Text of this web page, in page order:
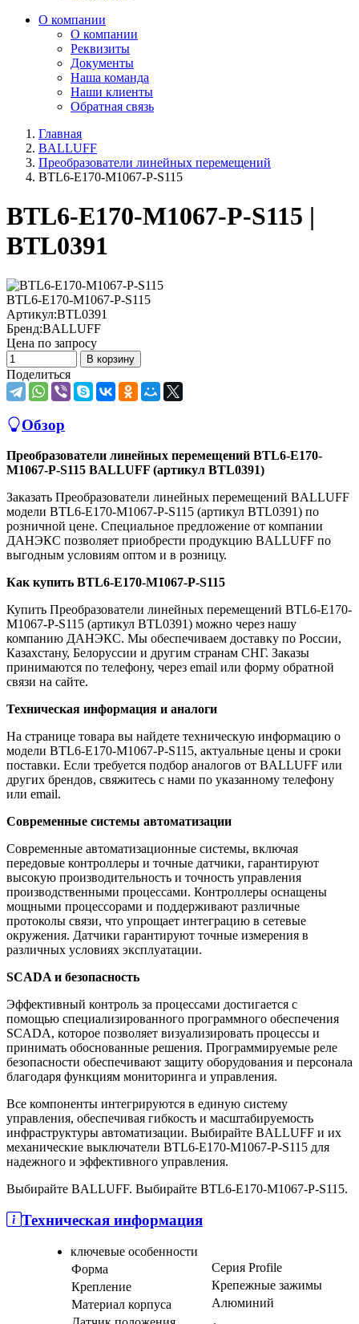
О компании
О компании
Реквизиты
Документы
Наша команда
Наши клиенты
Обратная связь
Главная
BALLUFF
Преобразователи линейных перемещений
BTL6-E170-M1067-P-S115
BTL6-E170-M1067-P-S115 |
BTL0391
BTL6-E170-M1067-P-S115
Артикул:BTL0391
Бренд:BALLUFF
Цена по запросу
В корзину
Поделиться
Обзор
Преобразователи линейных перемещений BTL6-E170-
M1067-P-S115 BALLUFF (артикул BTL0391)
Заказать Преобразователи линейных перемещений BALLUFF
модели BTL6-E170-M1067-P-S115 (артикул BTL0391) по
розничной цене. Специальное предложение от компании
ДАНЭКС позволяет приобрести продукцию BALLUFF по
выгодным условиям оптом и в розницу.
Как купить BTL6-E170-M1067-P-S115
Купить Преобразователи линейных перемещений BTL6-E170-
M1067-P-S115 (артикул BTL0391) можно через нашу
компанию ДАНЭКС. Мы обеспечиваем доставку по России,
Казахстану, Белоруссии и другим странам СНГ. Заказы
принимаются по телефону, через email или форму обратной
связи на сайте.
Техническая информация и аналоги
На странице товара вы найдете техническую информацию о
модели BTL6-E170-M1067-P-S115, актуальные цены и сроки
поставки. Если требуется подбор аналогов от BALLUFF или
других брендов, свяжитесь с нами по указанному телефону
или email.
Современные системы автоматизации
Современные автоматизационные системы, включая
передовые контроллеры и точные датчики, гарантируют
высокую производительность и точность управления
производственными процессами. Контроллеры оснащены
мощными процессорами и поддерживают различные
протоколы связи, что упрощает интеграцию в сетевые
окружения. Датчики гарантируют точные измерения в
различных условиях эксплуатации.
SCADA и безопасность
Эффективный контроль за процессами достигается с
помощью специализированного программного обеспечения
SCADA, которое позволяет визуализировать процессы и
принимать обоснованные решения. Программируемые реле
безопасности обеспечивают защиту оборудования и персонала
благодаря функциям мониторинга и управления.
Все компоненты интегрируются в единую систему
управления, обеспечивая гибкость и масштабируемость
инфраструктуры автоматизации. Выбирайте BALLUFF и их
механические выключатели BTL6-E170-M1067-P-S115 для
надежного и эффективного управления.
Выбирайте BALLUFF. Выбирайте BTL6-E170-M1067-P-S115.
Техническая информация
ключевые особенности
Форма
Серия Profile
Крепление
Крепежные зажимы
Материал корпуса
Алюминий